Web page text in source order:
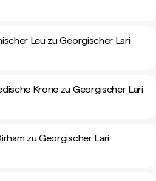
Leu zu Georgischer Lari
Krone zu Georgischer Lari
zu Georgischer Lari